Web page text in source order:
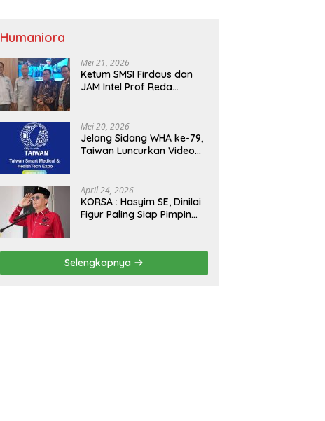
Humaniora
Mei 21, 2026
Ketum SMSI Firdaus dan
JAM Intel Prof Reda
SMSI Sukseskan Jaga
Desa dan Jaga Dapur
MBG, Perkuat Pengawasan
Mei 20, 2026
Jelang Sidang WHA ke-79,
Taiwan Luncurkan Video
Inovasi Kesehatan Global
April 24, 2026
KORSA : Hasyim SE, Dinilai
Figur Paling Siap Pimpin
Selengkapnya